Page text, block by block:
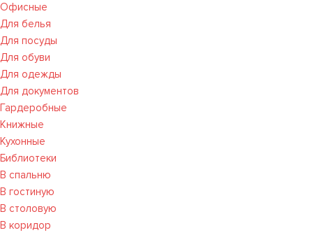
Офисные
Для белья
Для посуды
Для обуви
Для одежды
Для документов
Гардеробные
Книжные
Кухонные
Библиотеки
В спальню
В гостиную
В столовую
В коридор